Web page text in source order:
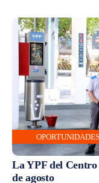
OPORTUNIDADES
La YPF del Centro
de agosto